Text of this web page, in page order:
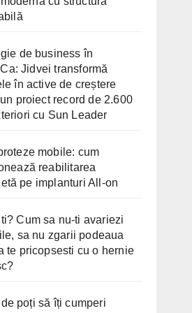
de business în
Jidvei transformă
în active de creștere
proiect record de 2.600
cu Sun Leader
mobile: cum
reabilitarea
pe implanturi All-on
Cum sa nu-ti avariezi
sa nu zgarii podeaua
te pricopsesti cu o hernie
poți să îți cumperi